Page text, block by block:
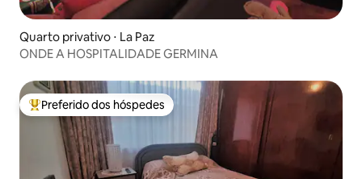
Quarto privativo ⋅ La Paz
ONDE A HOSPITALIDADE GERMINA
Entre os melhores preferidos dos hóspedes
Preferido dos hóspedes